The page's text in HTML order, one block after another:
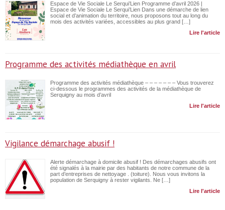
Espace de Vie Sociale Le Serqui’Lien Programme d’avril 2026 |
Espace de Vie Sociale Le Serqui’Lien Dans une démarche de lien
social et d’animation du territoire, nous proposons tout au long du
mois des activités variées, accessibles au plus grand […]
Lire l'article
Programme des activités médiathèque en avril
Programme des activités médiathèque – – – – – – – Vous trouverez
ci-dessous le programmes des activités de la médiathèque de
Serquigny au mois d’avril
Lire l'article
Vigilance démarchage abusif !
Alerte démarchage à domicile abusif ! Des démarchages abusifs ont
été signalés à la mairie par des habitants de notre commune de la
part d’entreprises de nettoyage . (toiture). Nous vous invitons la
population de Serquigny à rester vigilants. Ne […]
Lire l'article